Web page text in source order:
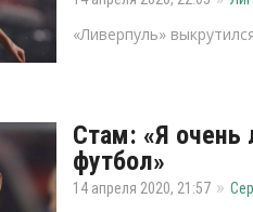
«Ливерпуль»
Стам: «Я очень
футбол»
14 апреля 2020, 21:57